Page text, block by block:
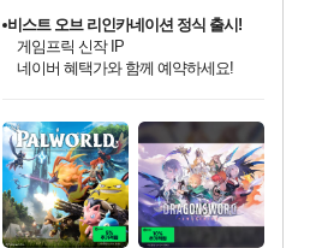
최대 90% 할인가를 만나보세요!
네이버혜택과 함께 만나보세요!
50%할인&추가 적립까지!
네이버 포인트 혜택까지!
이니&베니 혜택까지!
비스트 오브 리인카네이션 정식 출시!
게임프릭 신작 IP
네이버 혜택가와 함께 예약하세요!
할인&네이버혜택으로 만나보세요!
네이버페이 혜택과 만나보세요!
40주년 프로모션으로 만나보세요!
할인가에 만나보세요!
일부 에디션 상시 할인!
혜택으로 예약 판매 중
편안하게 충전하세요